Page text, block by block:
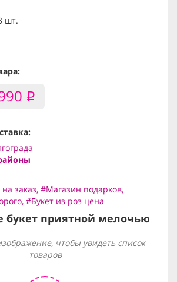
шт.
i
заказ, #Магазин подарков,
, #Букет из роз цена
букет приятной мелочью
чтобы увидеть список
товаров